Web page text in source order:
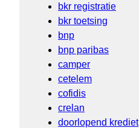
bkr registratie
bkr toetsing
bnp
bnp paribas
camper
cetelem
cofidis
crelan
doorlopend krediet